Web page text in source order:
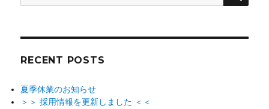
RECENT POSTS
夏季休業のお知らせ
＞＞ 採用情報を更新しました ＜＜